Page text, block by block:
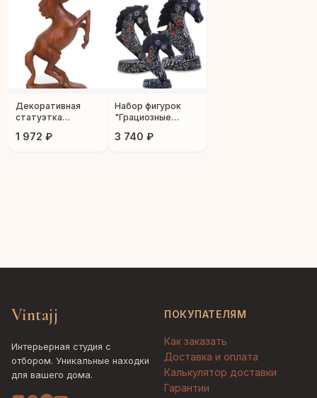
Декоративная
статуэтка
дыбах"
1 972 ₽
Набор фигурок
"Грациозные
3 740 ₽
Vintajj
Интерьерная студия с
отбором. Уникальные находки
для вашего дома.
ПОКУПАТЕЛЯМ
Как заказать
Доставка и оплата
Калькулятор доставки
Гарантии